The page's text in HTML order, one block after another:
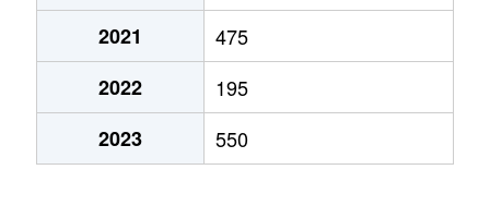
2021
475
2022
195
2023
550